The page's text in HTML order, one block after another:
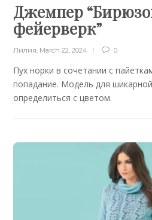
Джемпер
фейерверк”
Лилия March 22, 2024 0
Пух норки в сочетании с
попадание. Модель для
определиться с цветом.